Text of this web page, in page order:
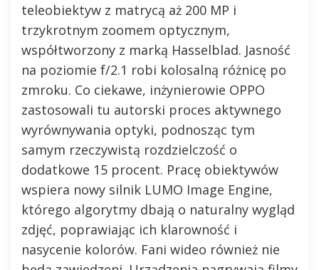
teleobiektyw z matrycą aż 200 MP i
trzykrotnym zoomem optycznym,
współtworzony z marką Hasselblad. Jasność
na poziomie f/2.1 robi kolosalną różnicę po
zmroku. Co ciekawe, inżynierowie OPPO
zastosowali tu autorski proces aktywnego
wyrównywania optyki, podnosząc tym
samym rzeczywistą rozdzielczość o
dodatkowe 15 procent. Pracę obiektywów
wspiera nowy silnik LUMO Image Engine,
którego algorytmy dbają o naturalny wygląd
zdjęć, poprawiając ich klarowność i
nasycenie kolorów. Fani wideo również nie